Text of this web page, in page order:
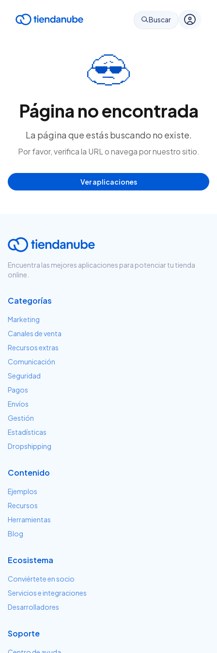
Buscar
Página no encontrada
La página que estás buscando no existe.
Por favor, verifica la URL o navega por nuestro sitio.
Ver aplicaciones
Encuentra las mejores aplicaciones para potenciar tu tienda
online.
Categorías
Marketing
Canales de venta
Recursos extras
Comunicación
Seguridad
Pagos
Envíos
Gestión
Estadísticas
Dropshipping
Contenido
Ejemplos
Recursos
Herramientas
Blog
Ecosistema
Conviértete en socio
Servicios e integraciones
Desarrolladores
Soporte